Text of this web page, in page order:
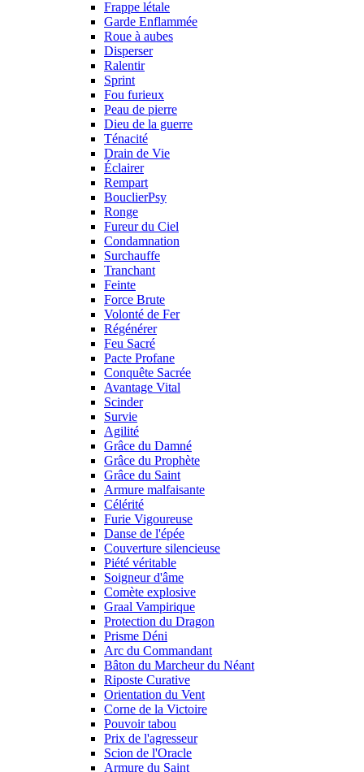
Frappe létale
Garde Enflammée
Roue à aubes
Disperser
Ralentir
Sprint
Fou furieux
Peau de pierre
Dieu de la guerre
Ténacité
Drain de Vie
Éclairer
Rempart
BouclierPsy
Ronge
Fureur du Ciel
Condamnation
Surchauffe
Tranchant
Feinte
Force Brute
Volonté de Fer
Régénérer
Feu Sacré
Pacte Profane
Conquête Sacrée
Avantage Vital
Scinder
Survie
Agilité
Grâce du Damné
Grâce du Prophète
Grâce du Saint
Armure malfaisante
Célérité
Furie Vigoureuse
Danse de l'épée
Couverture silencieuse
Piété véritable
Soigneur d'âme
Comète explosive
Graal Vampirique
Protection du Dragon
Prisme Déni
Arc du Commandant
Bâton du Marcheur du Néant
Riposte Curative
Orientation du Vent
Corne de la Victoire
Pouvoir tabou
Prix de l'agresseur
Scion de l'Oracle
Armure du Saint